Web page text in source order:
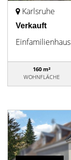
Karlsruhe
Verkauft
Einfamilienhaus
160 m²
WOHNFLÄCHE